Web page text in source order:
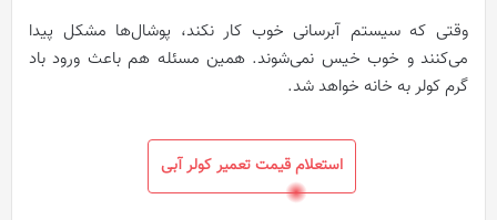
وقتی که سیستم آبرسانی خوب کار نکند، پوشال‌ها مشکل پیدا
می‌کنند و خوب خیس نمی‌شوند. همین مسئله هم باعث ورود باد
گرم کولر به خانه خواهد شد.
استعلام قیمت تعمیر کولر آبی